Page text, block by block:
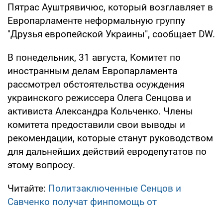
Пятрас Ауштрявичюс, который возглавляет в
Европарламенте неформальную группу
"Друзья европейской Украины", сообщает DW.
В понедельник, 31 августа, Комитет по
иностранным делам Европарламента
рассмотрел обстоятельства осуждения
украинского режиссера Олега Сенцова и
активиста Александра Кольченко. Члены
комитета предоставили свои выводы и
рекомендации, которые станут руководством
для дальнейших действий евродепутатов по
этому вопросу.
Читайте: Политзаключенные Сенцов и
Савченко получат финпомощь от